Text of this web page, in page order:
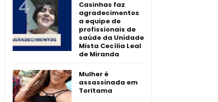
Casinhas faz
agradecimentos
a equipe de
profissionais de
saúde da Unidade
Mista Cecília Leal
de Miranda
Mulher é
assassinada em
Toritama